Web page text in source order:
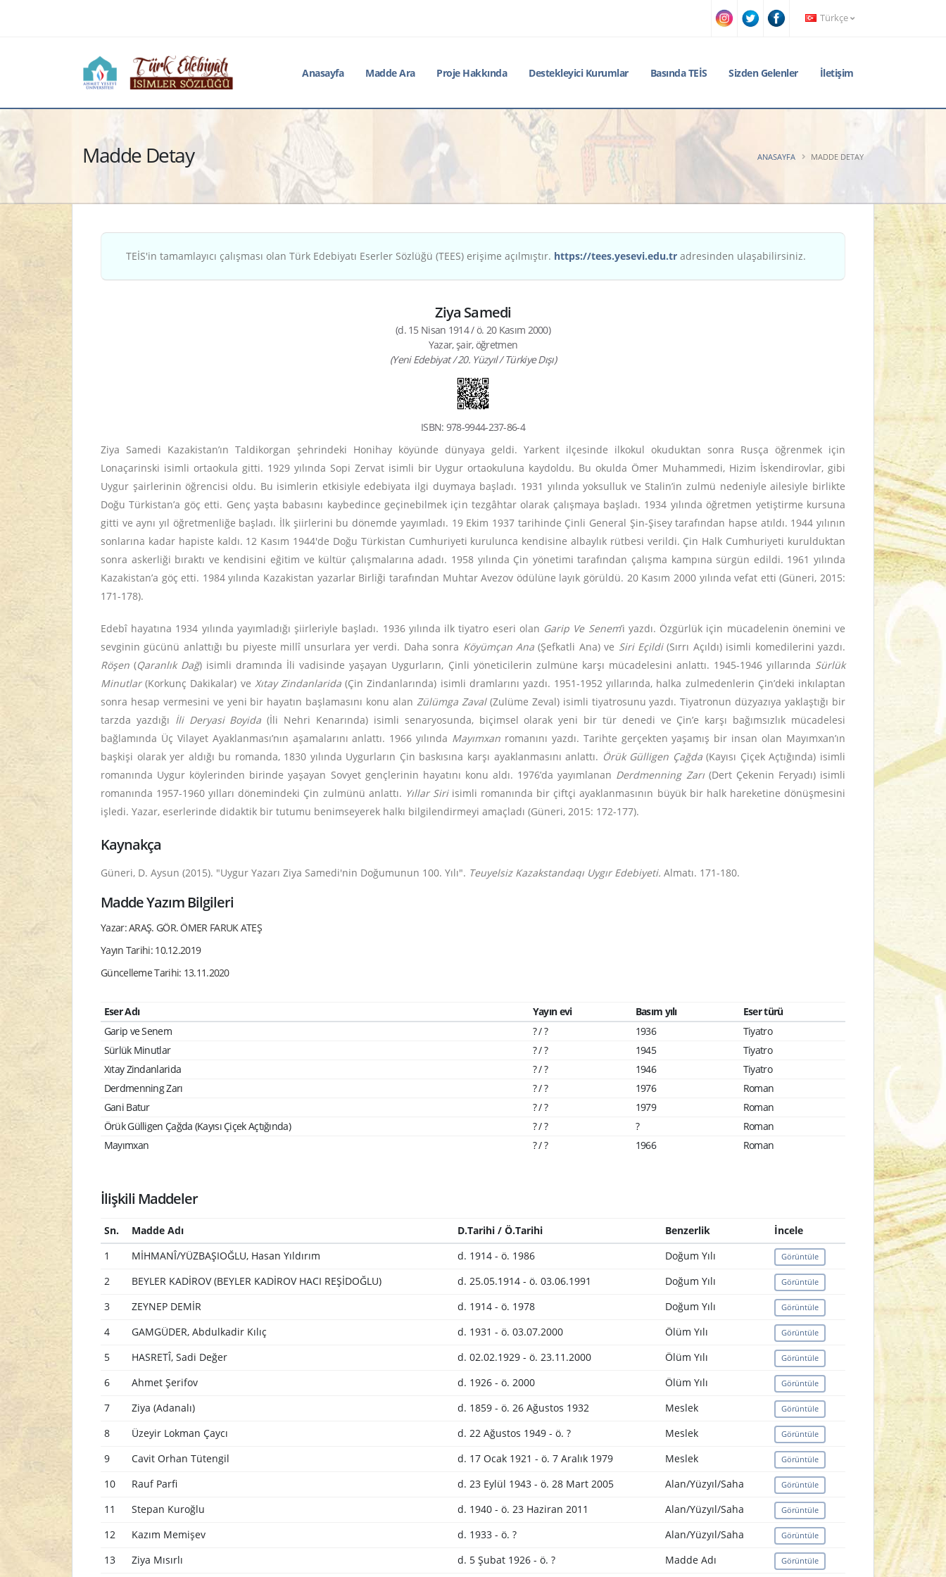
Türkçe
Anasayfa Madde Ara Proje Hakkında Destekleyici Kurumlar Basında TEİS Sizden Gelenler İletişim
Madde Detay ANASAYFA MADDE DETAY
TEİS'in tamamlayıcı çalışması olan Türk Edebiyatı Eserler Sözlüğü (TEES) erişime açılmıştır. https://tees.yesevi.edu.tr adresinden ulaşabilirsiniz.
Ziya Samedi
(d. 15 Nisan 1914 / ö. 20 Kasım 2000)
Yazar, şair, öğretmen
(Yeni Edebiyat / 20. Yüzyıl / Türkiye Dışı)
ISBN: 978-9944-237-86-4
Ziya Samedi Kazakistan’ın Taldikorgan şehrindeki Honihay köyünde dünyaya geldi. Yarkent ilçesinde ilkokul okuduktan sonra Rusça öğrenmek için
Lonaçarinski isimli ortaokula gitti. 1929 yılında Sopi Zervat isimli bir Uygur ortaokuluna kaydoldu. Bu okulda Ömer Muhammedi, Hizim İskendirovlar, gibi
Uygur şairlerinin öğrencisi oldu. Bu isimlerin etkisiyle edebiyata ilgi duymaya başladı. 1931 yılında yoksulluk ve Stalin’in zulmü nedeniyle ailesiyle birlikte
Doğu Türkistan’a göç etti. Genç yaşta babasını kaybedince geçinebilmek için tezgâhtar olarak çalışmaya başladı. 1934 yılında öğretmen yetiştirme kursuna
gitti ve aynı yıl öğretmenliğe başladı. İlk şiirlerini bu dönemde yayımladı. 19 Ekim 1937 tarihinde Çinli General Şin-Şisey tarafından hapse atıldı. 1944 yılının
sonlarına kadar hapiste kaldı. 12 Kasım 1944'de Doğu Türkistan Cumhuriyeti kurulunca kendisine albaylık rütbesi verildi. Çin Halk Cumhuriyeti kurulduktan
sonra askerliği bıraktı ve kendisini eğitim ve kültür çalışmalarına adadı. 1958 yılında Çin yönetimi tarafından çalışma kampına sürgün edildi. 1961 yılında
Kazakistan’a göç etti. 1984 yılında Kazakistan yazarlar Birliği tarafından Muhtar Avezov ödülüne layık görüldü. 20 Kasım 2000 yılında vefat etti (Güneri, 2015:
171-178).
Edebî hayatına 1934 yılında yayımladığı şiirleriyle başladı. 1936 yılında ilk tiyatro eseri olan Garip Ve Senem’i yazdı. Özgürlük için mücadelenin önemini ve
sevginin gücünü anlattığı bu piyeste millî unsurlara yer verdi. Daha sonra Köyümçan Ana(Şefkatli Ana) ve Siri Eçildi(Sırrı Açıldı) isimli komedilerini yazdı.
Röşen (Qaranlık Dağ) isimli dramında İli vadisinde yaşayan Uygurların, Çinli yöneticilerin zulmüne karşı mücadelesini anlattı. 1945-1946 yıllarında Sürlük
Minutlar(Korkunç Dakikalar) ve Xıtay Zindanlarida(Çin Zindanlarında) isimli dramlarını yazdı. 1951-1952 yıllarında, halka zulmedenlerin Çin’deki inkılaptan
sonra hesap vermesini ve yeni bir hayatın başlamasını konu alan Zülümga Zaval(Zulüme Zeval) isimli tiyatrosunu yazdı. Tiyatronun düzyazıya yaklaştığı bir
tarzda yazdığı İli Deryasi Boyida (İli Nehri Kenarında) isimli senaryosunda, biçimsel olarak yeni bir tür denedi ve Çin’e karşı bağımsızlık mücadelesi
bağlamında Üç Vilayet Ayaklanması’nın aşamalarını anlattı. 1966 yılında Mayımxan romanını yazdı. Tarihte gerçekten yaşamış bir insan olan Mayımxan’ın
başkişi olarak yer aldığı bu romanda, 1830 yılında Uygurların Çin baskısına karşı ayaklanmasını anlattı. Örük Gülligen Çağda(Kayısı Çiçek Açtığında) isimli
romanında Uygur köylerinden birinde yaşayan Sovyet gençlerinin hayatını konu aldı. 1976’da yayımlanan Derdmenning Zarı(Dert Çekenin Feryadı) isimli
romanında 1957-1960 yılları dönemindeki Çin zulmünü anlattı. Yıllar Siriisimli romanında bir çiftçi ayaklanmasının büyük bir halk hareketine dönüşmesini
işledi. Yazar, eserlerinde didaktik bir tutumu benimseyerek halkı bilgilendirmeyi amaçladı (Güneri, 2015: 172-177).
Kaynakça
Güneri, D. Aysun (2015). "Uygur Yazarı Ziya Samedi'nin Doğumunun 100. Yılı". Teuyelsiz Kazakstandaqı Uygır Edebiyeti. Almatı. 171-180.
Madde Yazım Bilgileri
Yazar: ARAŞ. GÖR. ÖMER FARUK ATEŞ
Yayın Tarihi: 10.12.2019
Güncelleme Tarihi: 13.11.2020
Eser Adı Yayın evi Basım yılı
Eser türü
Garip ve Senem
? / ? 1936
Tiyatro
Sürlük Minutlar
? / ? 1945
Tiyatro
Xıtay Zindanlarida
? / ? 1946
Tiyatro
Derdmenning Zarı
? / ? 1976
Roman
Gani Batur
? / ? 1979
Roman
Örük Gülligen Çağda (Kayısı Çiçek Açtığında)
? / ? ?
Roman
Mayımxan
? / ? 1966 Roman
İlişkili Maddeler
Sn. Madde Adı D.Tarihi / Ö.Tarihi Benzerlik
İncele
1
MİHMANÎ/YÜZBAŞIOĞLU, Hasan Yıldırım d. 1914 - ö. 1986 Doğum Yılı Görüntüle
2 BEYLER KADİROV (BEYLER KADİROV HACI REŞİDOĞLU) d. 25.05.1914 - ö. 03.06.1991 Doğum Yılı Görüntüle
3 ZEYNEP DEMİR d. 1914 - ö. 1978 Doğum Yılı Görüntüle
4 GAMGÜDER, Abdulkadir Kılıç d. 1931 - ö. 03.07.2000 Ölüm Yılı Görüntüle
5 HASRETÎ, Sadi Değer d. 02.02.1929 - ö. 23.11.2000 Ölüm Yılı Görüntüle
6 Ahmet Şerifov d. 1926 - ö. 2000 Ölüm Yılı Görüntüle
7 Ziya (Adanalı) d. 1859 - ö. 26 Ağustos 1932 Meslek Görüntüle
8 Üzeyir Lokman Çaycı d. 22 Ağustos 1949 - ö. ? Meslek Görüntüle
9 Cavit Orhan Tütengil d. 17 Ocak 1921 - ö. 7 Aralık 1979 Meslek Görüntüle
10 Rauf Parfi d. 23 Eylül 1943 - ö. 28 Mart 2005 Alan/Yüzyıl/Saha Görüntüle
11 Stepan Kuroğlu d. 1940 - ö. 23 Haziran 2011 Alan/Yüzyıl/Saha Görüntüle
12 Kazım Memişev d. 1933 - ö. ? Alan/Yüzyıl/Saha Görüntüle
13 Ziya Mısırlı d. 5 Şubat 1926 - ö. ? Madde Adı Görüntüle